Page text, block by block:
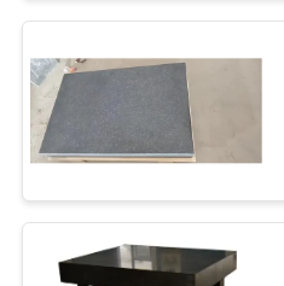
অ্যাকর্ডিয়ান